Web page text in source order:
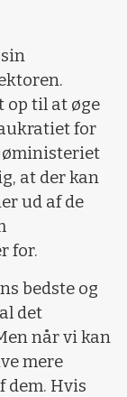
op til at øge
for
at der kan
ud af de
for.
bedste og
det
når vi kan
mere
dem. Hvis